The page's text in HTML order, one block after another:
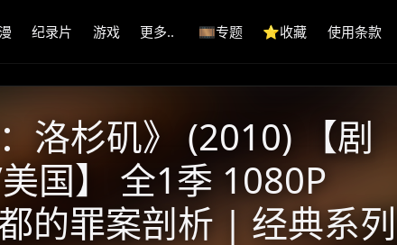
纪录片 游戏 更多.. 🎞️专题 ⭐️收藏 使用条款
洛杉矶》 (2010) 【剧
国】 全1季 1080P
的罪案剖析 | 经典系列